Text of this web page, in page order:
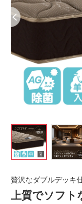
上質でソフト
贅沢なダブルデッキ